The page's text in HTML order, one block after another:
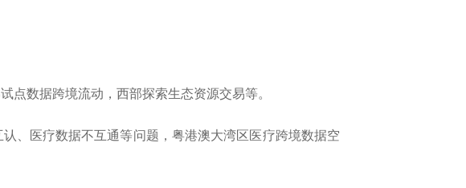
数据跨境流动，西部探索生态资源交易等。
医疗数据不互通等问题，粤港澳大湾区医疗跨境数据空